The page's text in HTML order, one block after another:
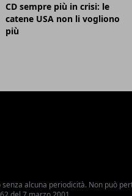
CD sempre più in crisi: le
catene USA non li vogliono
più
alcuna periodicità. Non può